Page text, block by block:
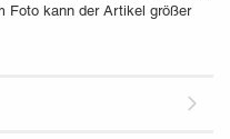
Foto kann der Artikel größer